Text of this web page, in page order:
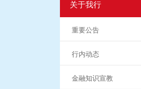
关于我行
重要公告
行内动态
金融知识宣教